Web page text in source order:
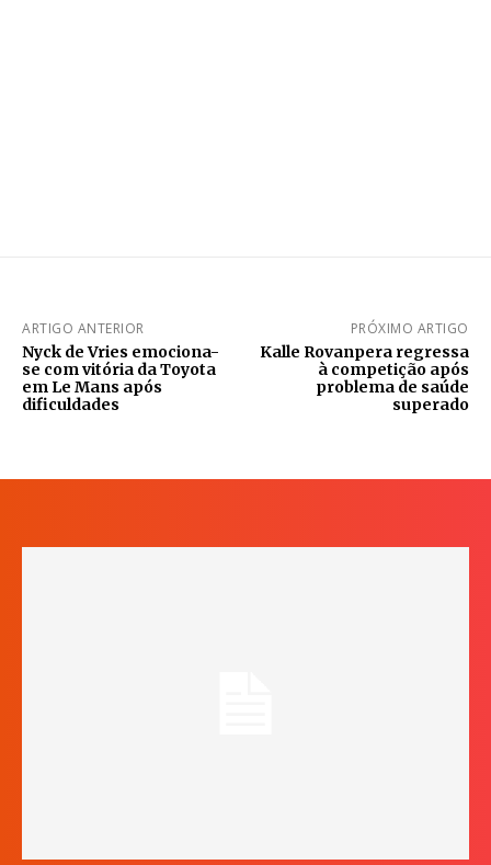
ARTIGO ANTERIOR
Nyck de Vries emociona-
se com vitória da Toyota
em Le Mans após
dificuldades
PRÓXIMO ARTIGO
Kalle Rovanpera regressa
à competição após
problema de saúde
superado